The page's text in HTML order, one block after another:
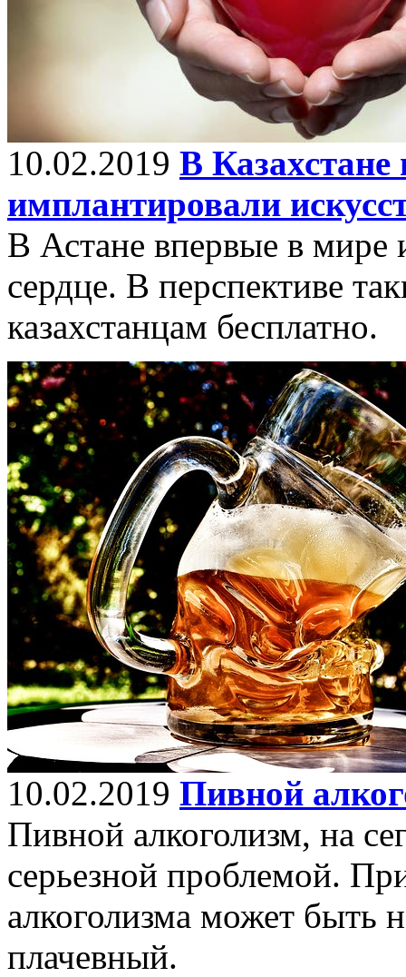
10.02.2019 В
имплантировали
В Астане впервые в мире
сердце. В перспективе
казахстанцам бесплатно.
10.02.2019 Пивной
Пивной алкоголизм, на
серьезной проблемой.
алкоголизма может быть
плачевный.